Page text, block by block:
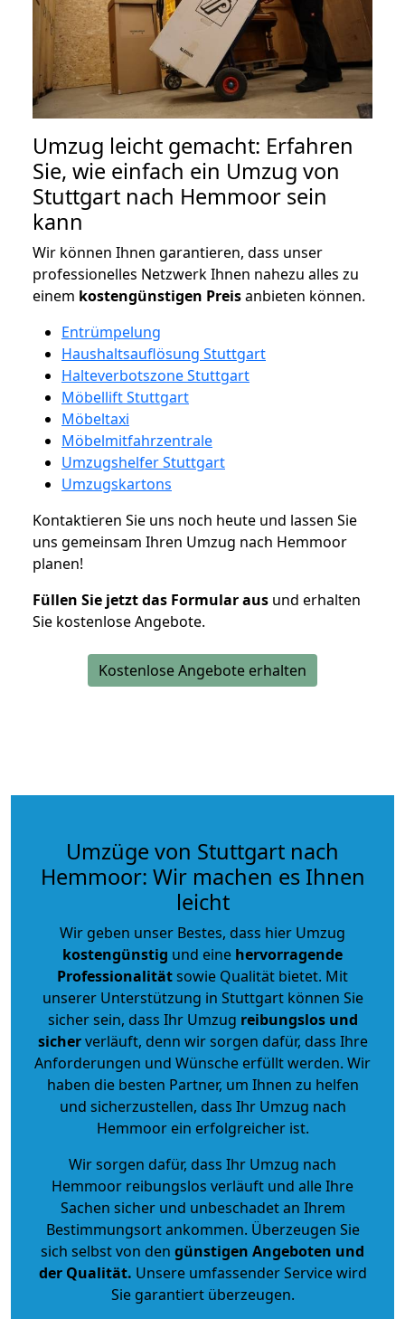
Umzug leicht gemacht: Erfahren
Sie, wie einfach ein Umzug von
Stuttgart nach Hemmoor sein
kann
Wir können Ihnen garantieren, dass unser
professionelles Netzwerk Ihnen nahezu alles zu
einem kostengünstigen Preisanbieten können.
Entrümpelung
Haushaltsauflösung Stuttgart
Halteverbotszone Stuttgart
Möbellift Stuttgart
Möbeltaxi
Möbelmitfahrzentrale
Umzugshelfer Stuttgart
Umzugskartons
Kontaktieren Sie uns noch heute und lassen Sie
uns gemeinsam Ihren Umzug nach Hemmoor
planen!
Füllen Sie jetzt das Formular aus und erhalten
Sie kostenlose Angebote.
Kostenlose Angebote erhalten
Umzüge von Stuttgart nach
Hemmoor: Wir machen es Ihnen
leicht
Wir geben unser Bestes, dass hier Umzug
kostengünstig und eine hervorragende
Professionalitätsowie Qualität bietet. Mit
unserer Unterstützung in Stuttgart können Sie
sicher sein, dass Ihr Umzug reibungslos und
sicherverläuft, denn wir sorgen dafür, dass Ihre
Anforderungen und Wünsche erfüllt werden. Wir
haben die besten Partner, um Ihnen zu helfen
und sicherzustellen, dass Ihr Umzug nach
Hemmoor ein erfolgreicher ist.
Wir sorgen dafür, dass Ihr Umzug nach
Hemmoor reibungslos verläuft und alle Ihre
Sachen sicher und unbeschadet an Ihrem
Bestimmungsort ankommen. Überzeugen Sie
sich selbst von den günstigen Angeboten und
der Qualität. Unsere umfassender Service wird
Sie garantiert überzeugen.